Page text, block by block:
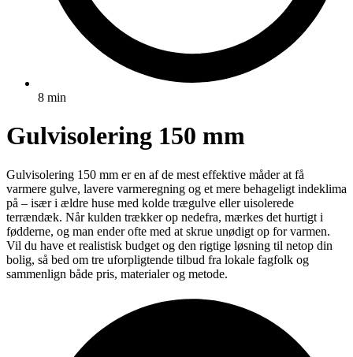
8 min
Gulvisolering 150 mm
Gulvisolering 150 mm er en af de mest effektive måder at få
varmere gulve, lavere varmeregning og et mere behageligt indeklima
på – især i ældre huse med kolde trægulve eller uisolerede
terrændæk. Når kulden trækker op nedefra, mærkes det hurtigt i
fødderne, og man ender ofte med at skrue unødigt op for varmen.
Vil du have et realistisk budget og den rigtige løsning til netop din
bolig, så bed om tre uforpligtende tilbud fra lokale fagfolk og
sammenlign både pris, materialer og metode.